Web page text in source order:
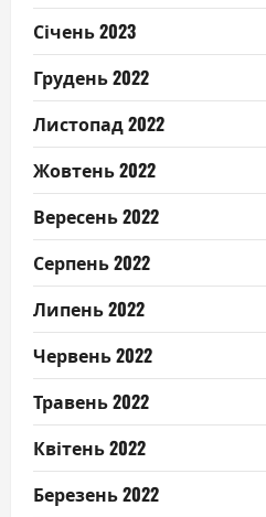
Січень 2023
Грудень 2022
Листопад 2022
Жовтень 2022
Вересень 2022
Серпень 2022
Липень 2022
Червень 2022
Травень 2022
Квітень 2022
Березень 2022